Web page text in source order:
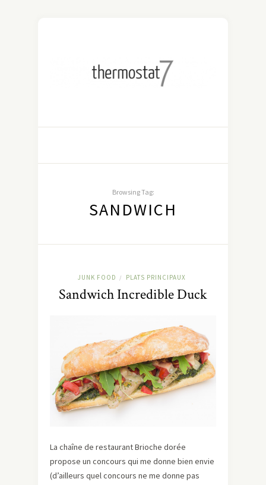
Browsing Tag:
SANDWICH
JUNK FOOD / PLATS PRINCIPAUX
Sandwich Incredible Duck
La chaîne de restaurant Brioche dorée
propose un concours qui me donne bien envie
(d’ailleurs quel concours ne me donne pas